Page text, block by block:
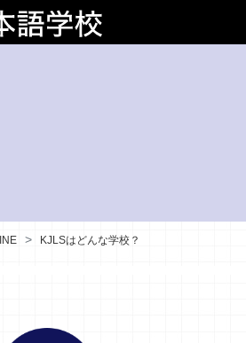
KJLSはどんな学校？